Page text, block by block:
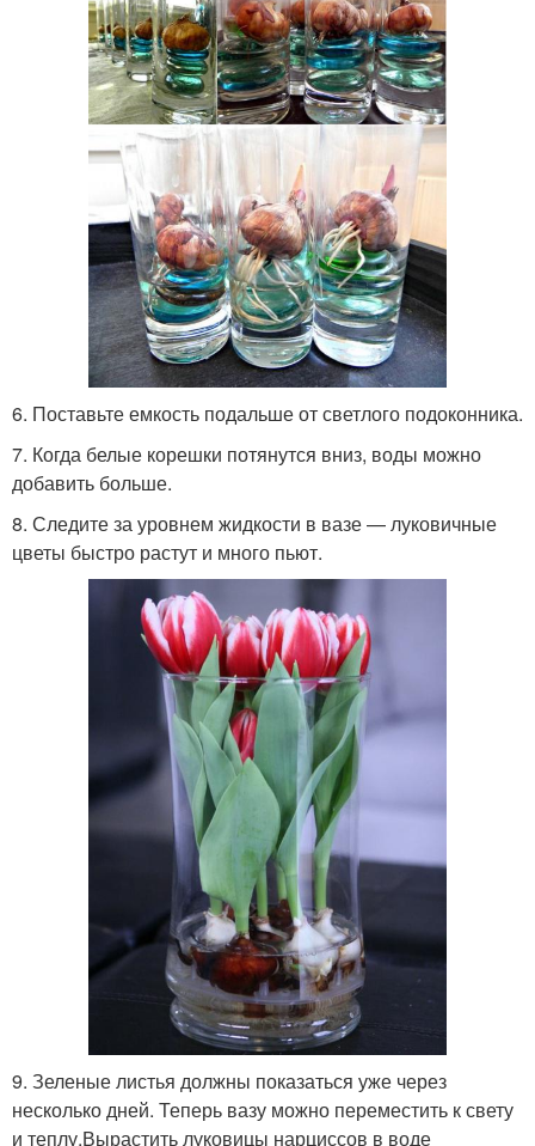
6. Поставьте емкость подальше от светлого подоконника.
7. Когда белые корешки потянутся вниз, воды можно
добавить больше.
8. Следите за уровнем жидкости в вазе — луковичные
цветы быстро растут и много пьют.
9. Зеленые листья должны показаться уже через
несколько дней. Теперь вазу можно переместить к свету
и теплу.Вырастить луковицы нарциссов в воде